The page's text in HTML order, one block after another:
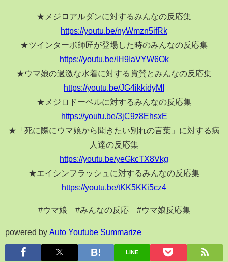
★メジロアルダンに対するみんなの反応集
https://youtu.be/nyWmzn5ifRk
★ツインターボ師匠が登場した時のみんなの反応集
https://youtu.be/lH9IaVYW6Ok
★ウマ娘の過激な水着に対する賞賛とみんなの反応集
https://youtu.be/JG4ikkidyMI
★メジロドーベルに対するみんなの反応集
https://youtu.be/3jC9z8EhsxE
★「死に際にウマ娘から聞きたい別れの言葉」に対する病
人達の反応集
https://youtu.be/yeGkcTX8Vkg
★エイシンフラッシュに対するみんなの反応集
https://youtu.be/tKK5KKi5cz4
#ウマ娘 #みんなの反応 #ウマ娘反応集
powered by Auto Youtube Summarize
LINE